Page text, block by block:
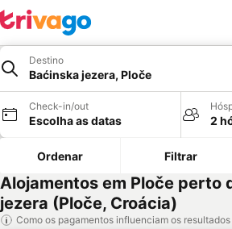
Destino
Baćinska jezera, Ploče
Check-in/out
Escolha as datas 2
Ordenar Filtrar
Alojamentos em Ploče perto
jezera (Ploče, Croácia)
Como os pagamentos influenciam os resultados